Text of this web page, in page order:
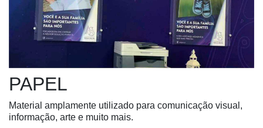
PAPEL
Material amplamente utilizado para comunicação visual,
informação, arte e muito mais.